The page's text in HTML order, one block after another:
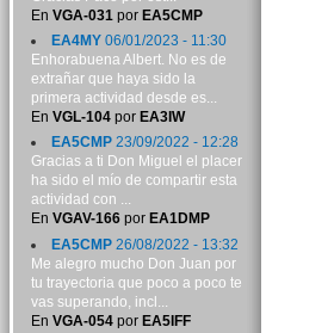
En VGA-031 por EA5CMP
EA4MY06/01/2023 - 11:30
Enhorabuena Albert. No es de
extrañar que haya sido la
primera actividad desde es...
En VGL-104por EA3IW
EA5CMP23/09/2022 - 12:28
Gracias a ti Don Miguel el placer
ha sido el mío de compartir esta
actividad con ...
En VGAV-166por EA1DMP
EA5CMP26/08/2022 - 13:32
Me alegro mucho Don Juan por
tu trayectoria que poco a poco te
vas superando, incl...
En VGA-054por EA5IFF